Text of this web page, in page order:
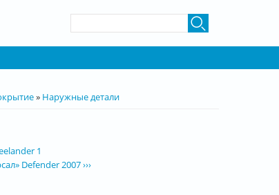
» Наружные детали
1
Defender 2007 ›››